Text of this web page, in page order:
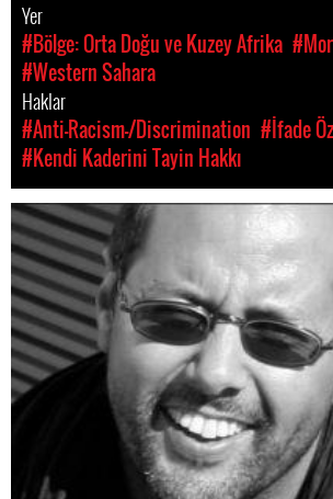
Yer
#Bölge: Orta Doğu ve Kuzey Afrika
#Western Sahara
Haklar
#Anti-Racism-/Discrimination #İfade
#Kendi Kaderini Tayin Hakkı